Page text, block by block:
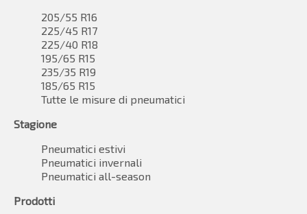
205/55 R16
225/45 R17
225/40 R18
195/65 R15
235/35 R19
185/65 R15
Tutte le misure di pneumatici
Stagione
Pneumatici estivi
Pneumatici invernali
Pneumatici all-season
Prodotti